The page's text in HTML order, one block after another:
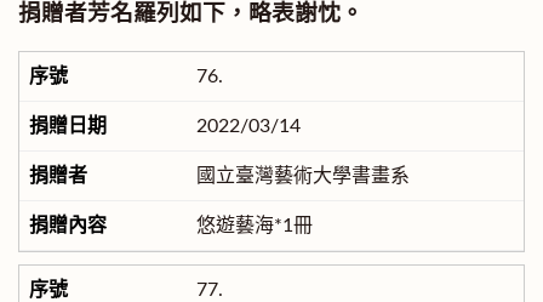
捐贈者芳名羅列如下，略表謝忱。
76.
2022/03/14
國立臺灣藝術大學書畫系
悠遊藝海*1冊
77.